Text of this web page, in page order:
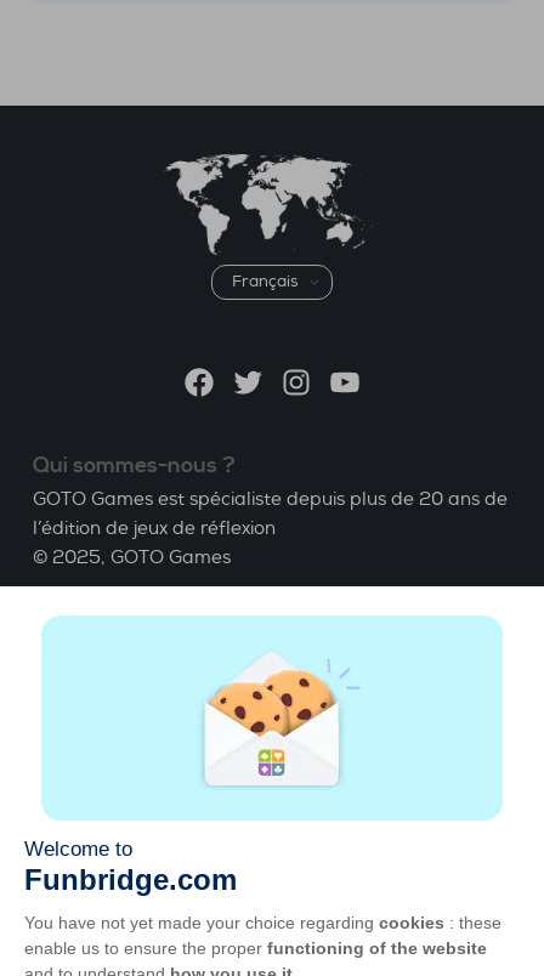
Choisir
une
FacebookTwitterInstagramYouTube
Qui sommes-nous ?
GOTO Games est spécialiste depuis plus de 20 ans de
l’édition de jeux de réflexion
© 2025, GOTO Games
A propos
Apprendre le Bridge
CGU|Mentions légales
Disponible partout
Jouez partout, tout le temps, sur smartphone,